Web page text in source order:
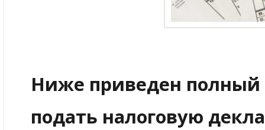
Ниже приведен полный
подать налоговую